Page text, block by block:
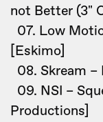
not Better (3"
07. Low
[Eskimo]
08. Skream –
09. NSI –
Productions]